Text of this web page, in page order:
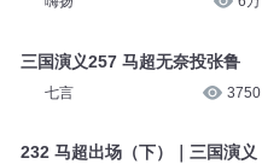
三国演义257 马超无奈投张鲁
七言 3750
232 马超出场（下）｜三国演义